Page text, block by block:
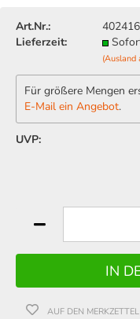
Art.Nr.:
Lieferzeit:
(Ausland
Für größere Mengen
E-Mail ein Angebot.
UVP:
AUF DEN MERKZETTEL